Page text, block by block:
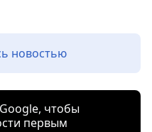
новостью
чтобы
первым